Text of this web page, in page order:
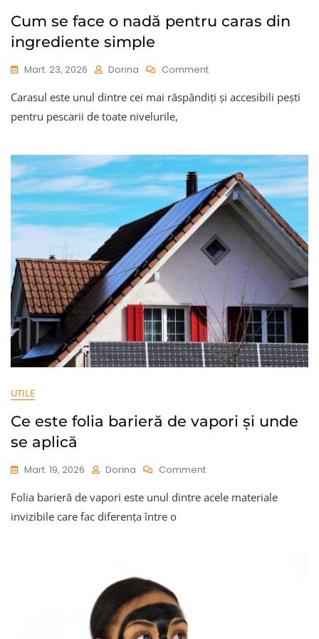
Cum se face o nadă pentru caras din
ingrediente simple
Mart. 23, 2026 Dorina CommentOn
Se
Pentru
Caras
Din
Ingrediente
Simple
Carasul este unul dintre cei mai răspândiți și accesibili pești
pentru pescarii de toate nivelurile,
UTILE
Ce este folia barieră de vapori și unde
se aplică
Mart. 19, 2026 Dorina CommentOn
Este
Folia barieră de vapori este unul dintre acele materiale
invizibile care fac diferența între o